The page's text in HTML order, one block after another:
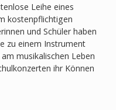
Leihe eines
kostenpflichtigen
und Schüler haben
zu einem Instrument
musikalischen Leben
ihr Können